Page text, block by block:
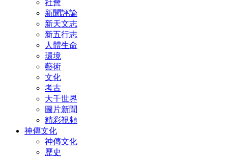
社會
新聞評論
新天文志
新五行志
人體生命
環境
藝術
文化
考古
大千世界
圖片新聞
精彩視頻
神傳文化
神傳文化
歷史